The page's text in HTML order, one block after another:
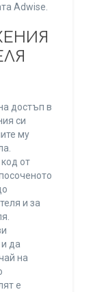
Adwise.
достъп в
си
му
от
и за
да
на
е